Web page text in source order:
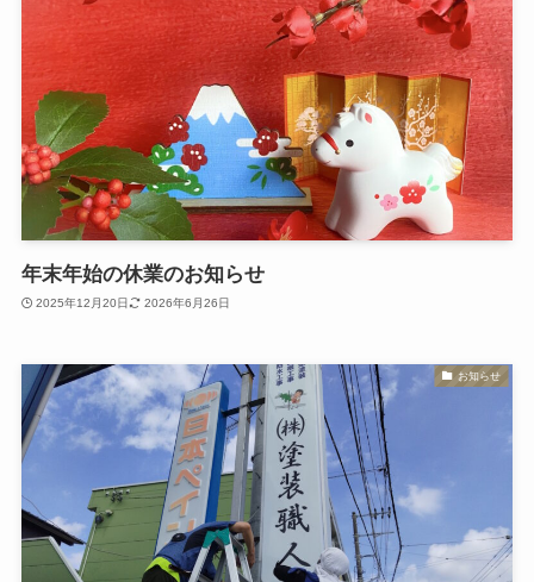
年末年始の休業のお知らせ
2025年12月20日 2026年6月26日
お知らせ